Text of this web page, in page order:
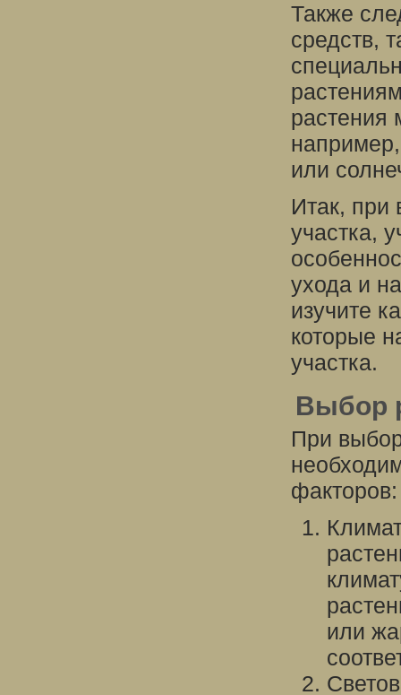
Также
средств,
растения
или
Итак, при
участка,
ухода и
изучите
которые
участка.
Выбор
При
факторов:
или